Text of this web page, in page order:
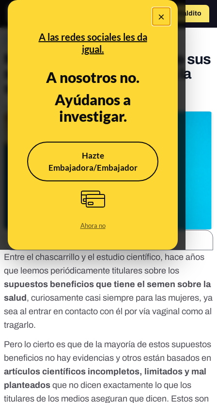
×
A las redes sociales les da
igual.
A nosotros no.
Ayúdanos a
investigar.
Hazte
Embajadora/Embajador
Ahora no
Hazte Maldito
PREBUNKING
Maldito semen: bulos sobre sus
supuestos beneficios para la
salud de las mujeres
Nov 14, 2019, 8:40:00 AM
Entre el chascarrillo y el estudio científico, hace años
que leemos periódicamente titulares sobre los
supuestos beneficios que tiene el semen sobre la
salud, curiosamente casi siempre para las mujeres, ya
sea al entrar en contacto con él por vía vaginal como al
tragarlo.
Pero lo cierto es que de la mayoría de estos supuestos
beneficios no hay evidencias y otros están basados en
artículos científicos incompletos, limitados y mal
planteados que no dicen exactamente lo que los
titulares de los medios aseguran que dicen. Estos son